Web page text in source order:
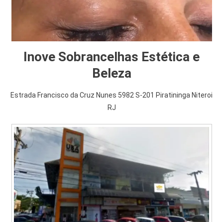
Inove Sobrancelhas Estética e
Beleza
Estrada Francisco da Cruz Nunes 5982 S-201 Piratininga Niteroi
RJ